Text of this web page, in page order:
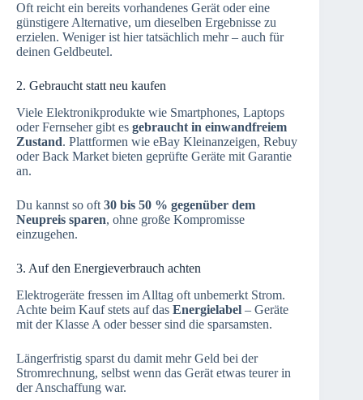
Oft reicht ein bereits vorhandenes Gerät oder eine
günstigere Alternative, um dieselben Ergebnisse zu
erzielen. Weniger ist hier tatsächlich mehr – auch für
deinen Geldbeutel.
2. Gebraucht statt neu kaufen
Viele Elektronikprodukte wie Smartphones, Laptops
oder Fernseher gibt es gebraucht in einwandfreiem
Zustand. Plattformen wie eBay Kleinanzeigen, Rebuy
oder Back Market bieten geprüfte Geräte mit Garantie
an.
Du kannst so oft 30 bis 50 % gegenüber dem
Neupreis sparen, ohne große Kompromisse
einzugehen.
3. Auf den Energieverbrauch achten
Elektrogeräte fressen im Alltag oft unbemerkt Strom.
Achte beim Kauf stets auf das Energielabel – Geräte
mit der Klasse A oder besser sind die sparsamsten.
Längerfristig sparst du damit mehr Geld bei der
Stromrechnung, selbst wenn das Gerät etwas teurer in
der Anschaffung war.